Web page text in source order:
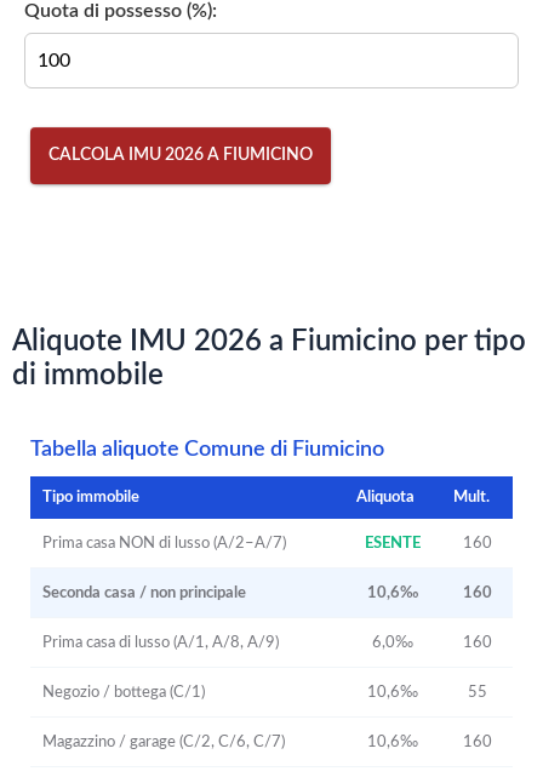
Quota di possesso (%):
CALCOLA IMU 2026 A FIUMICINO
Aliquote IMU 2026 a Fiumicino per tipo
di immobile
Tabella aliquote Comune di Fiumicino
Tipo immobile Aliquota Mult.
Prima casa NON di lusso (A/2–A/7) ESENTE 160
Seconda casa / non principale 10,6‰ 160
Prima casa di lusso (A/1, A/8, A/9) 6,0‰ 160
Negozio / bottega (C/1) 10,6‰ 55
Magazzino / garage (C/2, C/6, C/7) 10,6‰ 160